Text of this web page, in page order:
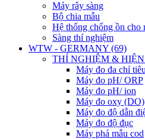
Máy rây sàng
Bộ chia mẫu
Hệ thống chống ồn cho
Sàng thí nghiệm
WTW - GERMANY (69)
THÍ NGHIỆM &
Máy đo đa chỉ tiêu
Máy đo pH/ ORP
Máy đo pH/ ion
Máy đo oxy (DO)
Máy đo độ dẫn
Máy đo độ đục
Máy phá mẫu cod